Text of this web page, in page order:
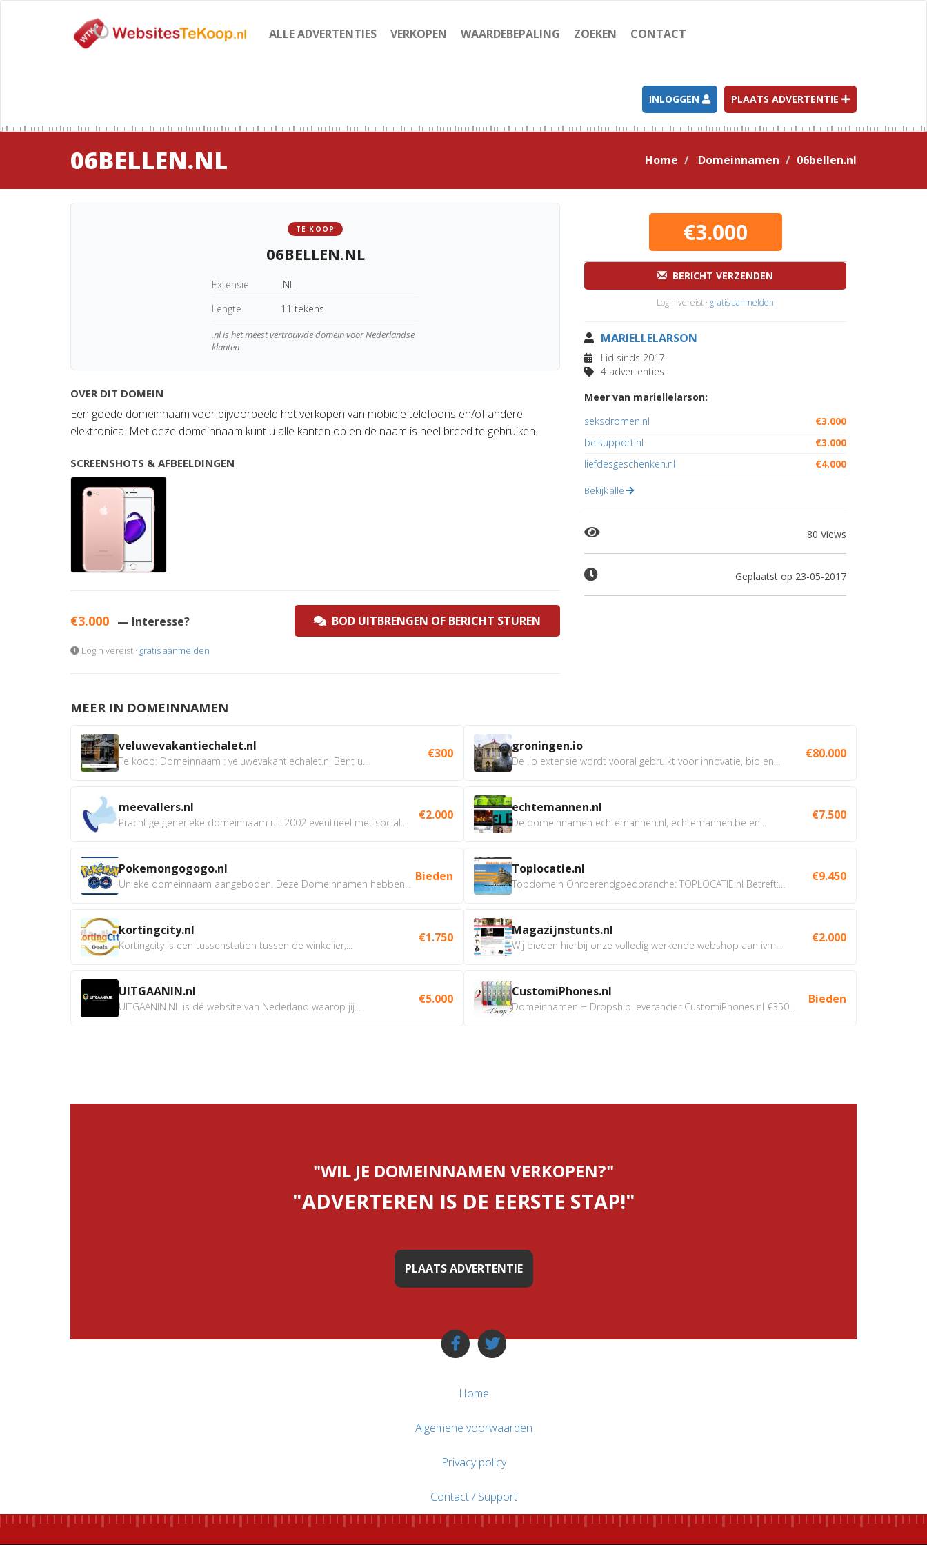
ALLE ADVERTENTIES VERKOPEN WAARDEBEPALING ZOEKEN CONTACT
INLOGGEN PLAATS ADVERTENTIE
06BELLEN.NL Home Domeinnamen 06bellen.nl
TE KOOP
06BELLEN.NL
Extensie
.NL
Lengte
11 tekens
.nl is het meest vertrouwde domein voor Nederlandse
klanten
OVER DIT DOMEIN
Een goede domeinnaam voor bijvoorbeeld het verkopen van mobiele telefoons en/of andere
elektronica. Met deze domeinnaam kunt u alle kanten op en de naam is heel breed te gebruiken.
SCREENSHOTS & AFBEELDINGEN
€3.000 — Interesse? BOD UITBRENGEN OF BERICHT STUREN
Login vereist · gratis aanmelden
€3.000
BERICHT VERZENDEN
Login vereist · gratis aanmelden
MARIELLELARSON
Lid sinds 2017
4 advertenties
Meer van mariellelarson:
seksdromen.nl
€3.000
belsupport.nl
€3.000
liefdesgeschenken.nl
€4.000
Bekijk alle
80 Views
Geplaatst op 23-05-2017
MEER IN DOMEINNAMEN
veluwevakantiechalet.nl
Te koop: Domeinnaam : veluwevakantiechalet.nl Bent u...
€300
meevallers.nl
Prachtige generieke domeinnaam uit 2002 eventueel met social...
€2.000
Pokemongogogo.nl
Unieke domeinnaam aangeboden. Deze Domeinnamen hebben...
Bieden
kortingcity.nl
Kortingcity is een tussenstation tussen de winkelier,...
€1.750
UITGAANIN.nl
UITGAANIN.NL is dé website van Nederland waarop jij...
€5.000
groningen.io
De .io extensie wordt vooral gebruikt voor innovatie, bio en...
€80.000
echtemannen.nl
De domeinnamen echtemannen.nl, echtemannen.be en...
€7.500
Toplocatie.nl
Topdomein Onroerendgoedbranche: TOPLOCATIE.nl Betreft:...
€9.450
Magazijnstunts.nl
Wij bieden hierbij onze volledig werkende webshop aan ivm...
€2.000
CustomiPhones.nl
Domeinnamen + Dropship leverancier CustomiPhones.nl €350...
Bieden
"WIL JE DOMEINNAMEN VERKOPEN?"
"ADVERTEREN IS DE EERSTE STAP!"
PLAATS ADVERTENTIE
Home
Algemene voorwaarden
Privacy policy
Contact / Support